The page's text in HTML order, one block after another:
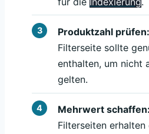
Produktzahl prüfen:
Filterseite sollte
enthalten, um nicht
gelten.
Mehrwert schaffen:
Filterseiten